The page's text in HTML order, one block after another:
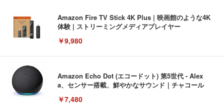
Amazon Fire TV Stick 4K Plus | 映画館のような4K
体験 | ストリーミングメディアプレイヤー
￥9,980
Amazon Echo Dot (エコードット) 第5世代 - Alex
a、センサー搭載、鮮やかなサウンド｜チャコール
￥7,480